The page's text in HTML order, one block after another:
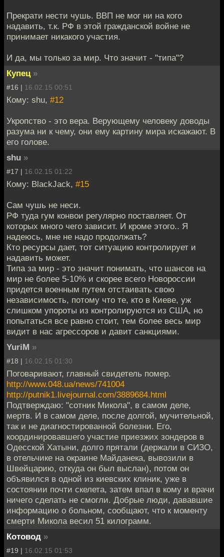
Прекрати нести чушь. ВВП не мог ни на кого
надавить, т.к. РФ в этой гражданской войне не
принимает никакого участия.
И да, мы только за мир. Что значит - "типа"?
Купец »
#16 | 16.02.15 00:51
Кому: shu, #12
Укропство - это вера. Верующему человеку доводы
разума ни к чему, они ему картину мира искажают. В
его голове.
shu »
#17 | 16.02.15 01:22
Кому: BlackJack, #15
Сам чушь не неси.
РФ туда гум конвои регулярно поставляет. От
которых много чего зависит. И кроме этого.. Я
надеюсь, мне не надо продолжать?
Кто ресурсы дает, тот ситуацию контролирует и
надавить может.
Типа за мир - это значит понимать, что шансов на
мир не более 5-10% и скорее всего Новороссии
придется военным путем отстаивать свою
независимость, потому что те, кто в Киеве, уж
слишком упороты из контролируются из США, но
попытаться все равно стоит, тем более весь мир
видит в нас агрессоров и давит санкциями.
YuriM »
#18 | 16.02.15 01:30
Поговаривают, главный свидетель помер.
http://www.048.ua/news/741004
http://putnik1.livejournal.com/3889684.html
Подтверждаю: "сотник Микола", в самом деле,
мертв. И в самом деле, после долгой, мучительной,
так и не диагностированной болезни. Его,
координировавшего участие приезжих зондеров в
Одесской Хатыни, долго прятали (держали в СИЗО,
в отельчике на окраине Майданека, вывозили в
Швейцарию, откуда он был выслан), потом он
объявился в одной из киевских клиник, уже в
состоянии почти скелета, затем впал в кому и врачи
ничего сделать не смогли. Добрые люди, дававшие
информацию о больном, сообщают, что к моменту
смерти Микола весил 51 килограмм.
Котовод »
#19 | 16.02.15 01:53